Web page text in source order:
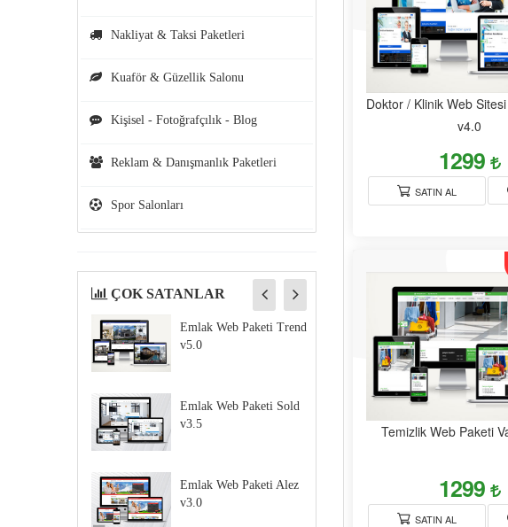
Nakliyat & Taksi Paketleri
Kuaför & Güzellik Salonu
Kişisel - Fotoğrafçılık - Blog
Reklam & Danışmanlık Paketleri
Spor Salonları
ÇOK SATANLAR
Emlak Web Paketi Trend
v5.0
Emlak Web Paketi Sold
v3.5
Emlak Web Paketi Alez
v3.0
Emlak Web Paketi
v5.0
İnşaat - Mimarlık
Paketi Architecture
Kurumsal Firma Web
Sitesi Paketi
Doktor / Klinik Web
v4.0
1299
SATIN AL
Temizlik Web Paketi
1299
SATIN AL